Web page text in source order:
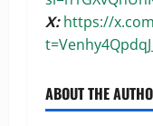
X:https://
ABOUT THE